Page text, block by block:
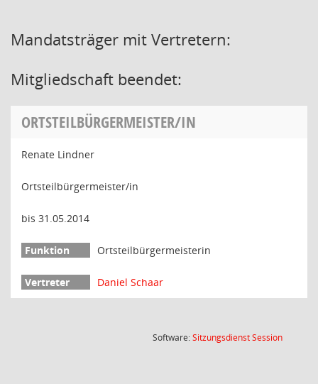
Mandatsträger mit Vertretern:
Mitgliedschaft beendet:
ORTSTEILBÜRGERMEISTER/IN
Renate Lindner
Ortsteilbürgermeister/in
bis 31.05.2014
Ortsteilbürgermeisterin
Daniel Schaar
Software:SitzungsdienstSession(Wird in